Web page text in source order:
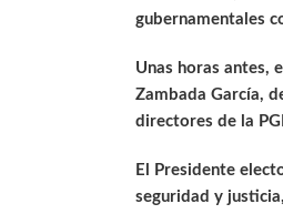
gubernamentales
Unas horas antes,
Zambada García,
directores de la
El Presidente
seguridad y